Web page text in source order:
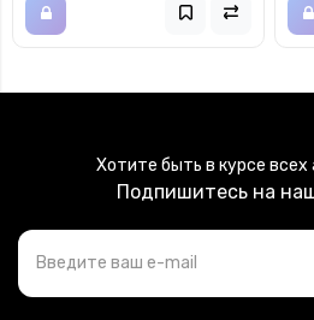
Хотите быть в курсе всех
Подпишитесь на